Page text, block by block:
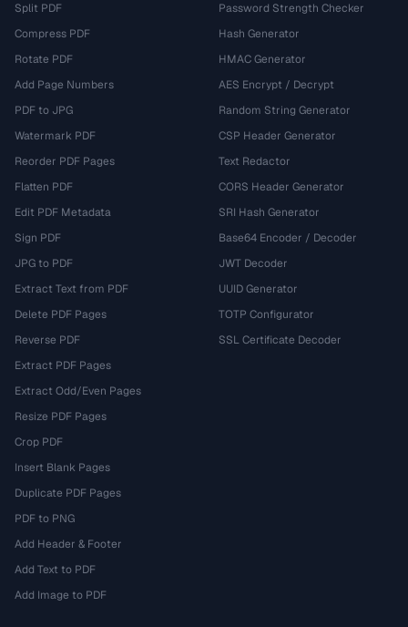
Split PDF
Compress PDF
Rotate PDF
Add Page Numbers
PDF to JPG
Watermark PDF
Reorder PDF Pages
Flatten PDF
Edit PDF Metadata
Sign PDF
JPG to PDF
Extract Text from PDF
Delete PDF Pages
Reverse PDF
Extract PDF Pages
Extract Odd/Even Pages
Resize PDF Pages
Crop PDF
Insert Blank Pages
Duplicate PDF Pages
PDF to PNG
Add Header & Footer
Add Text to PDF
Add Image to PDF
Password Strength Checker
Hash Generator
HMAC Generator
AES Encrypt / Decrypt
Random String Generator
CSP Header Generator
Text Redactor
CORS Header Generator
SRI Hash Generator
Base64 Encoder / Decoder
JWT Decoder
UUID Generator
TOTP Configurator
SSL Certificate Decoder